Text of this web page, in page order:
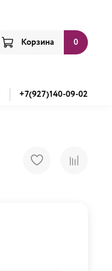
Корзина 0
+7(927)140-09-02